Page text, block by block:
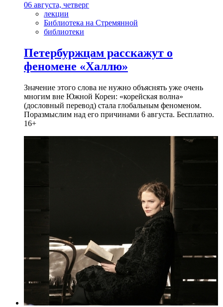
06 августа, четверг
лекции
Библиотека на Стремянной
библиотеки
Петербуржцам расскажут о
феномене «Халлю»
Значение этого слова не нужно объяснять уже очень
многим вне Южной Кореи: «корейская волна»
(дословный перевод) стала глобальным феноменом.
Поразмыслим над его причинами 6 августа. Бесплатно.
16+